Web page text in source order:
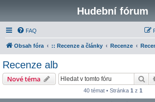
Hudební fórum
FAQ
Obsah fóra :: Recenze a články Recenze
Recenze alb
Nové téma
40 témat • Stránka 1 z 1